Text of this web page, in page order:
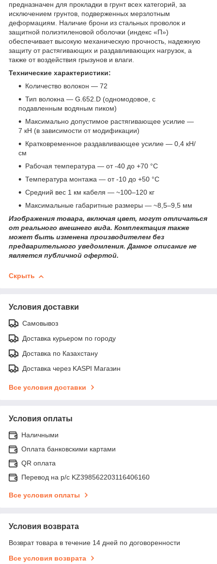
предназначен для прокладки в грунт всех категорий, за
исключением грунтов, подверженных мерзлотным
деформациям. Наличие брони из стальных проволок и
защитной полиэтиленовой оболочки (индекс «П»)
обеспечивает высокую механическую прочность, надежную
защиту от растягивающих и раздавливающих нагрузок, а
также от воздействия грызунов и влаги.
Технические характеристики:
Количество волокон — 72
Тип волокна — G.652.D (одномодовое, с
подавленным водяным пиком)
Максимально допустимое растягивающее усилие —
7 кН (в зависимости от модификации)
Кратковременное раздавливающее усилие — 0,4 кН/
см
Рабочая температура — от -40 до +70 °С
Температура монтажа — от -10 до +50 °С
Средний вес 1 км кабеля — ~100–120 кг
Максимальные габаритные размеры — ~8,5–9,5 мм
Изображения товара, включая цвет, могут отличаться
от реального внешнего вида. Комплектация также
может быть изменена производителем без
предварительного уведомления. Данное описание не
является публичной офертой.
Скрыть
Условия доставки
Самовывоз
Доставка курьером по городу
Доставка по Казахстану
Доставка через KASPI Магазин
Все условия доставки
Условия оплаты
Наличными
Оплата банковскими картами
QR оплата
Перевод на р/с KZ398562203116406160
Все условия оплаты
Условия возврата
Возврат товара в течение 14 дней по договоренности
Все условия возврата